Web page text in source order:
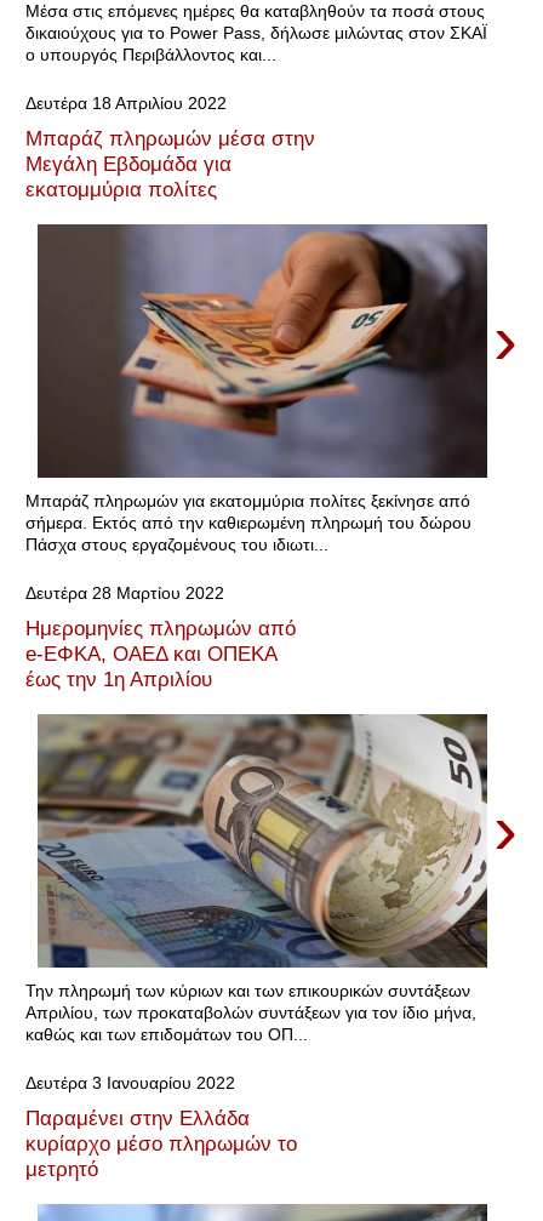
Μέσα στις επόμενες ημέρες θα καταβληθούν τα ποσά στους
δικαιούχους για το Power Pass, δήλωσε μιλώντας στον ΣΚΑΪ
ο υπουργός Περιβάλλοντος και...
Δευτέρα 18 Απριλίου 2022
Μπαράζ πληρωμών μέσα στην
Μεγάλη Εβδομάδα για
εκατομμύρια πολίτες
›
Μπαράζ πληρωμών για εκατομμύρια πολίτες ξεκίνησε από
σήμερα. Εκτός από την καθιερωμένη πληρωμή του δώρου
Πάσχα στους εργαζομένους του ιδιωτι...
Δευτέρα 28 Μαρτίου 2022
Ημερομηνίες πληρωμών από
e-ΕΦΚΑ, OΑΕΔ και ΟΠΕΚΑ
έως την 1η Απριλίου
›
Την πληρωμή των κύριων και των επικουρικών συντάξεων
Απριλίου, των προκαταβολών συντάξεων για τον ίδιο μήνα,
καθώς και των επιδομάτων του ΟΠ...
Δευτέρα 3 Ιανουαρίου 2022
Παραμένει στην Ελλάδα
κυρίαρχο μέσο πληρωμών το
μετρητό